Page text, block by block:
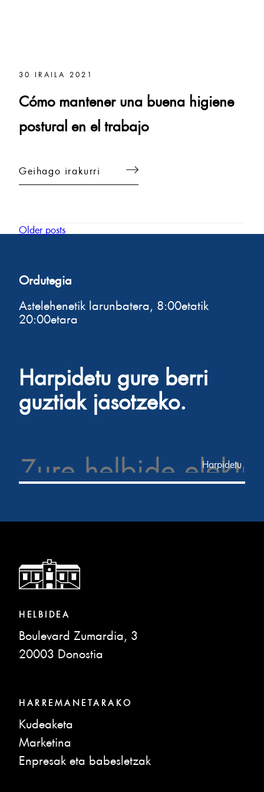
30 IRAILA 2021
Cómo mantener una buena higiene
postural en el trabajo
Geihago irakurri
Posts
Older posts
Ordutegia
Astelehenetik larunbatera, 8:00etatik
20:00etara
Harpidetu gure berri
guztiak jasotzeko.
HELBIDEA
Boulevard Zumardia, 3
20003 Donostia
HARREMANETARAKO
Kudeaketa
Marketina
Enpresak eta babesletzak